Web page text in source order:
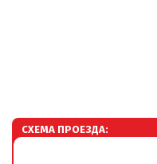
СХЕМА ПРОЕЗДА: